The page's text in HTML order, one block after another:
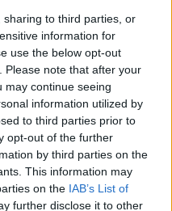
to third parties, or
information for
use the below opt-out
Please note that after your
may continue seeing
information utilized by
to third parties prior to
opt-out of the further
by third parties on the
This information may
on the IAB’s List of
further disclose it to other
enquanto o stress
de cortisol e
ressalta que não há
provoque mudanças
adaptação observada,
processo
reorganizam em
2026”
ATP com
Van Assche
08/2026
decorreu entre os